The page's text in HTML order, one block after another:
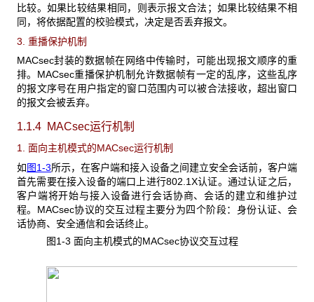
比较。如果比较结果相同，则表示报文合法；如果比较结果不相
同，将依据配置的校验模式，决定是否丢弃报文。
3. 重播保护机制
MACsec封装的数据帧在网络中传输时，可能出现报文顺序的重
排。MACsec重播保护机制允许数据帧有一定的乱序，这些乱序
的报文序号在用户指定的窗口范围内可以被合法接收，超出窗口
的报文会被丢弃。
1.1.4 MACsec运行机制
1. 面向主机模式的MACsec运行机制
如图1-3所示，在客户端和接入设备之间建立安全会话前，客户端
首先需要在接入设备的端口上进行802.1X认证。通过认证之后，
客户端将开始与接入设备进行会话协商、会话的建立和维护过
程。MACsec协议的交互过程主要分为四个阶段：身份认证、会
话协商、安全通信和会话终止。
图1-3 面向主机模式的MACsec协议交互过程